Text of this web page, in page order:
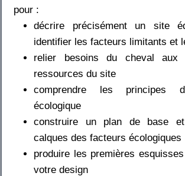
pour :
décrire précisément un site
identifier les facteurs limitants et
relier besoins du cheval aux
ressources du site
comprendre les principes
écologique
construire un plan de base
calques des facteurs écologiques
produire les premières
votre design